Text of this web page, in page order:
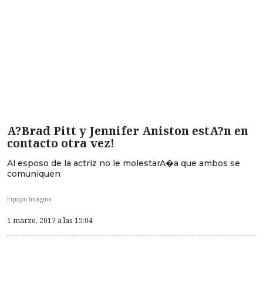
A?Brad Pitt y Jennifer Aniston estA?n en
contacto otra vez!
Al esposo de la actriz no le molestarA�a que ambos se
comuniquen
Equipo Imagina
1 marzo, 2017 a las 15:04